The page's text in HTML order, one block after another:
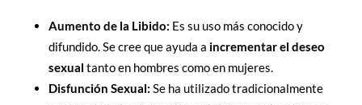
Aumento de la Libido: Es su uso más conocido y
difundido. Se cree que ayuda a incrementar el deseo
sexual tanto en hombres como en mujeres.
Disfunción Sexual: Se ha utilizado tradicionalmente